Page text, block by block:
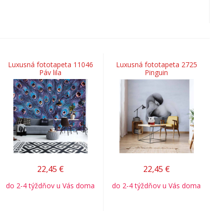
Luxusná fototapeta 11046
Páv lila
22,45 €
do 2-4 týždňov u Vás doma
Luxusná fototapeta 2725
Pinguin
22,45 €
do 2-4 týždňov u Vás doma